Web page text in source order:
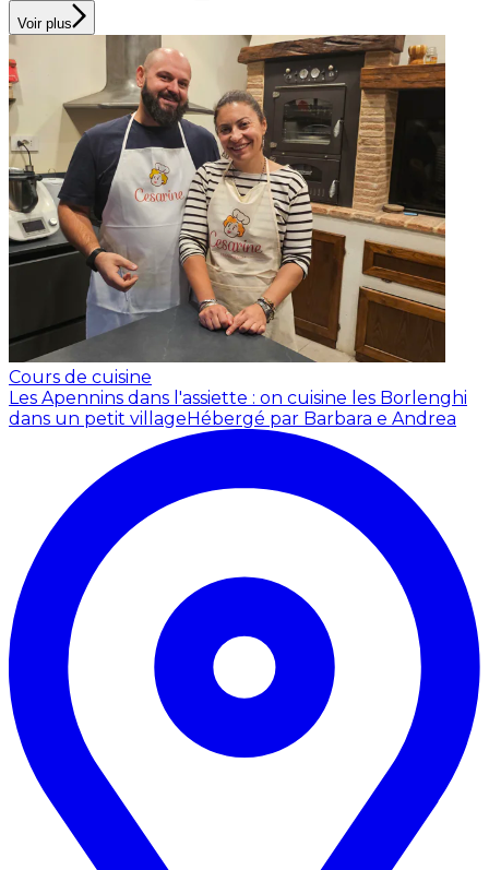
Voir plus
Cours de cuisine
Les Apennins dans l'assiette : on cuisine les Borlenghi
dans un petit villageHébergé par Barbara e Andrea